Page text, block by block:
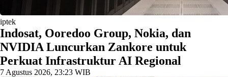
iptek
Indosat, Ooredoo Group, Nokia, dan
NVIDIA Luncurkan Zankore untuk
Perkuat Infrastruktur AI Regional
7 Agustus 2026, 23:23 WIB